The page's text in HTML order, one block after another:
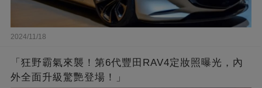
2024/11/18
「狂野霸氣來襲！第6代豐田RAV4定妝照曝光，內
外全面升級驚艷登場！」